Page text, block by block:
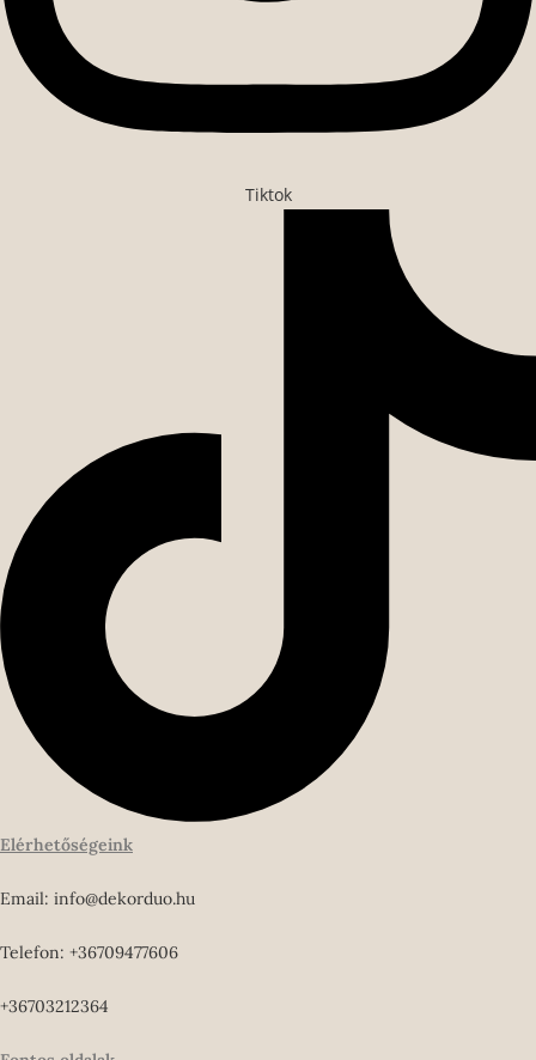
Tiktok
Elérhetőségeink
Email: info@dekorduo.hu
Telefon: +36709477606
+36703212364